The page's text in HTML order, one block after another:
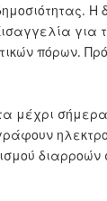
πόρων.
μέχρι σήμερα